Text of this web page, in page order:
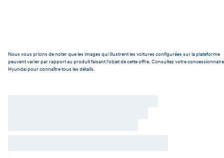
Nous vous prions de noter que les images qui illustrent les voitures configurées sur la plateforme
peuvent varier par rapport au produit faisant l'objet de cette offre. Consultez votre concessionnaire
Hyundai pour connaître tous les détails.